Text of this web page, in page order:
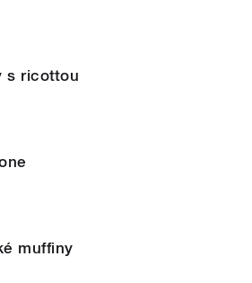
s ricottou
muffiny